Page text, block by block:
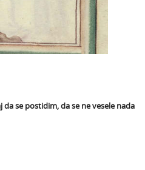
se postidim, da se ne vesele nada